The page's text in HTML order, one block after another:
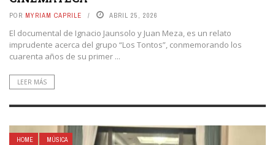
POR MYRIAM CAPRILE ABRIL 25, 2026
El documental de Ignacio Jaunsolo y Juan Meza, es un relato
imprudente acerca del grupo “Los Tontos”, conmemorando los
cuarenta años de su primer ...
LEER MÁS
HOME MÚSICA